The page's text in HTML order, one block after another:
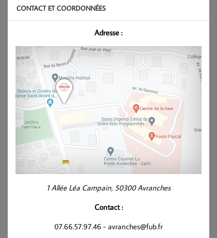
CONTACT ET COORDONNÉES
Adresse :
1 Allée Léa Campain, 50300 Avranches
Contact :
07.66.57.97.46 - avranches@fub.fr